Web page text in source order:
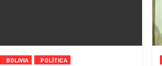
BOLIVIA POLÍTICA